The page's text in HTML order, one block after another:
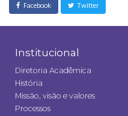
Facebook Twitter
Institucional
Diretoria Acadêmica
História
Missão, visão e valores
Processos